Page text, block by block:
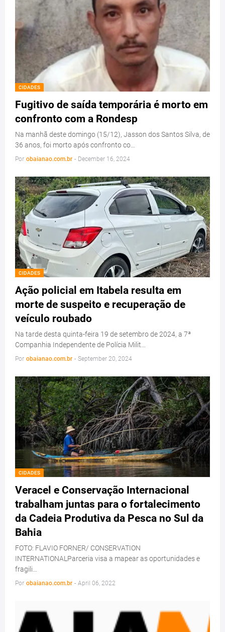
CIDADES
Fugitivo de saída temporária é morto em
confronto com a Rondesp
Na manhã deste domingo (15/12), Jasson dos Santos Silva, de
36 anos, foi morto após confronto co…
Por obaianao.com.br - December 16, 2024
CIDADES
Ação policial em Itabela resulta em
morte de suspeito e recuperação de
veículo roubado
Na tarde desta quinta-feira 19 de setembro de 2024, a 7ª
Companhia Independente de Polícia Milit…
Por obaianao.com.br - September 20, 2024
CIDADES
Veracel e Conservação Internacional
trabalham juntas para o fortalecimento
da Cadeia Produtiva da Pesca no Sul da
Bahia
FOTO: FLAVIO FORNER/ CONSERVATION
INTERNATIONALParceria visa a mapear as oportunidades e
fragili…
Por obaianao.com.br - April 06, 2022